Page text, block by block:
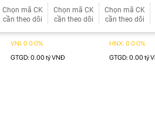
Chọn mã CK
cần theo dõi
Chọn mã CK
cần theo dõi
Chọn mã CK
cần theo dõi